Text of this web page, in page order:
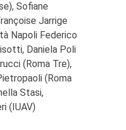
Sofiane
Jarrige
Napoli Federico
Daniela Poli
(Roma Tre),
(Roma
Stasi,
(IUAV)